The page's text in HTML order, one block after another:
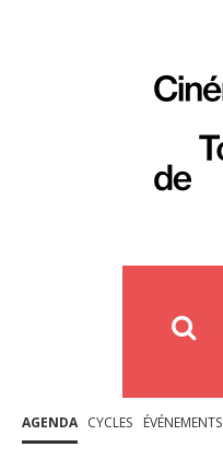
AGENDA CYCLES ÉVÉNEMENTS